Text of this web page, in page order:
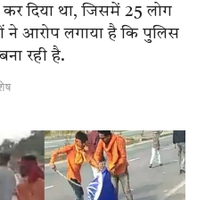
दिया था, जिसमें 25 लोग
ने आरोप लगाया है कि पुलिस
रही है.